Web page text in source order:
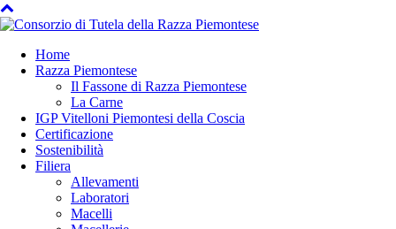
Home
Razza Piemontese
Il Fassone di Razza Piemontese
La Carne
IGP Vitelloni Piemontesi della Coscia
Certificazione
Sostenibilità
Filiera
Allevamenti
Laboratori
Macelli